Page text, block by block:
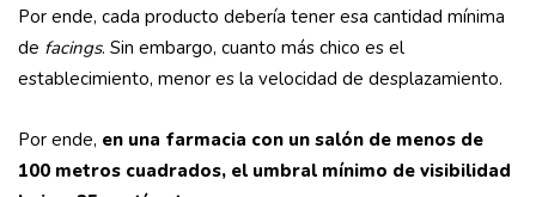
Por ende, cada producto debería tener esa cantidad mínima
de facings. Sin embargo, cuanto más chico es el
establecimiento, menor es la velocidad de desplazamiento.
Por ende, en una farmacia con un salón de menos de
100 metros cuadrados, el umbral mínimo de visibilidad